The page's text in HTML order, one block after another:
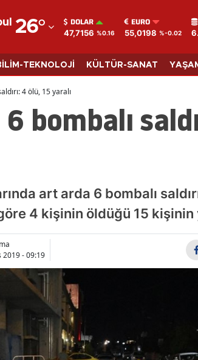
26° DOLAR
47,7156 %0.16
EURO
55,0198 %-0.02
TEKNOLOJİ KÜLTÜR-SANAT
4 ölü, 15 yaralı
bombalı
art arda 6 bombalı
4 kişinin öldüğü 15 kişinin
2019 - 09:19